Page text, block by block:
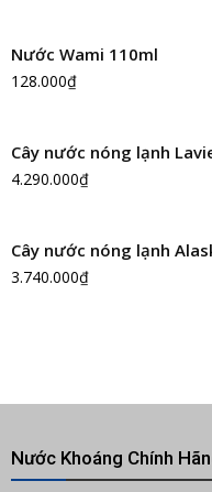
Nước Wami 110ml
128.000₫
Cây nước nóng lạnh
4.290.000₫
Cây nước nóng lạnh
3.740.000₫
Nước Khoáng Chính